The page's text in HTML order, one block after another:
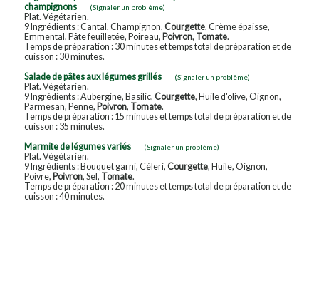
champignons
(Signaler un problème)
Plat. Végétarien.
9 Ingrédients : Cantal, Champignon, Courgette, Crème épaisse,
Emmental, Pâte feuilletée, Poireau, Poivron, Tomate.
Temps de préparation : 30 minutes et temps total de préparation et de
cuisson : 30 minutes.
Salade de pâtes aux légumes grillés
(Signaler un problème)
Plat. Végétarien.
9 Ingrédients : Aubergine, Basilic, Courgette, Huile d'olive, Oignon,
Parmesan, Penne, Poivron, Tomate.
Temps de préparation : 15 minutes et temps total de préparation et de
cuisson : 35 minutes.
Marmite de légumes variés
(Signaler un problème)
Plat. Végétarien.
9 Ingrédients : Bouquet garni, Céleri, Courgette, Huile, Oignon,
Poivre, Poivron, Sel, Tomate.
Temps de préparation : 20 minutes et temps total de préparation et de
cuisson : 40 minutes.